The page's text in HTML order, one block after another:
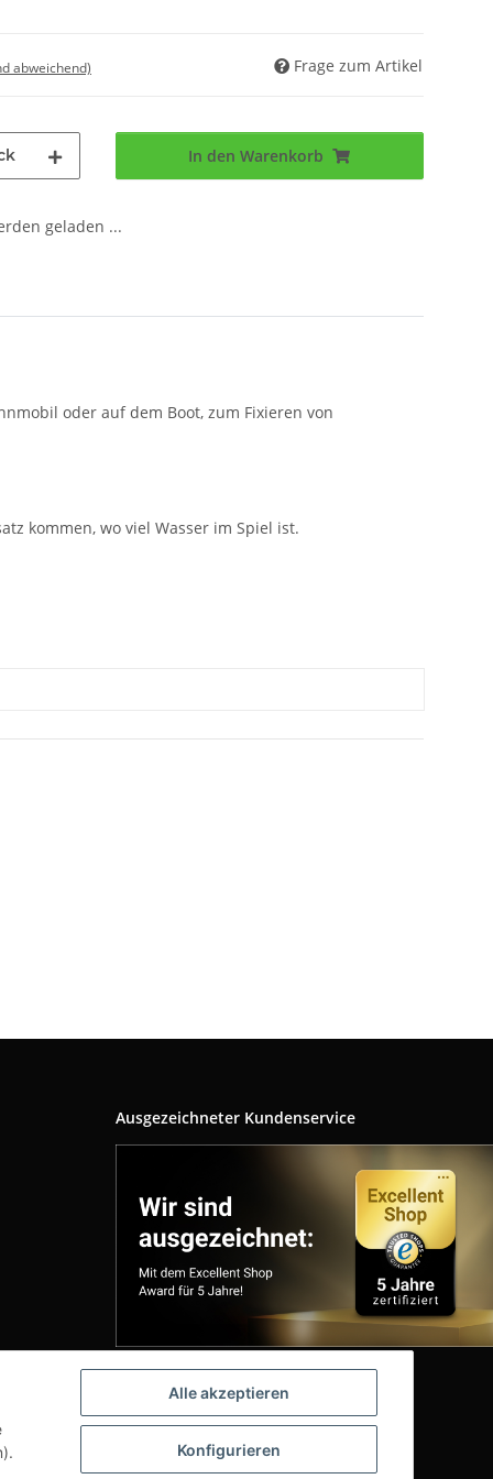
Alle akzeptieren
Konfigurieren
abweichend) Frage zum Artikel
In den Warenkorb
geladen ...
oder auf dem Boot, zum Fixieren von
kommen, wo viel Wasser im Spiel ist.
Ausgezeichneter Kundenservice